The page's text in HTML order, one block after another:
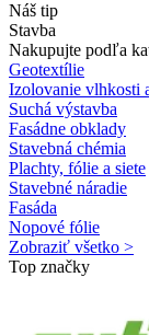
Náš tip
Stavba
Nakupujte podľa
Geotextílie
Izolovanie vlhkosti
Suchá výstavba
Fasádne obklady
Stavebná chémia
Plachty, fólie a siete
Stavebné náradie
Fasáda
Nopové fólie
Zobraziť všetko >
Top značky